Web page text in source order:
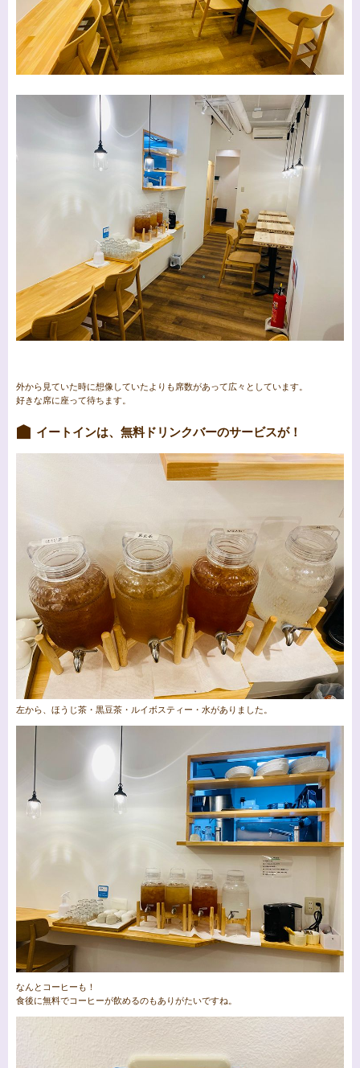
外から見ていた時に想像していたよりも席数があって広々としています。
好きな席に座って待ちます。
イートインは、無料ドリンクバーのサービスが！
左から、ほうじ茶・黒豆茶・ルイボスティー・水がありました。
なんとコーヒーも！
食後に無料でコーヒーが飲めるのもありがたいですね。